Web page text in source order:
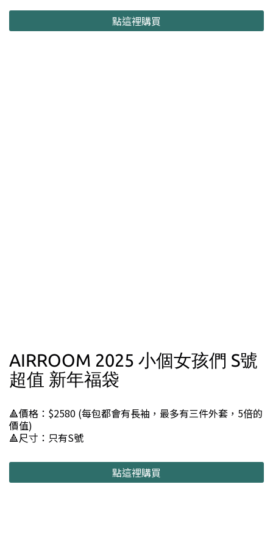
點這裡購買
AIRROOM 2025 小個女孩們 S號
超值 新年福袋
🔺價格：$2580 (每包都會有長袖，最多有三件外套，5倍的
價值)
🔺尺寸：只有S號
點這裡購買